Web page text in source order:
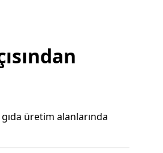
üretim alanlarında